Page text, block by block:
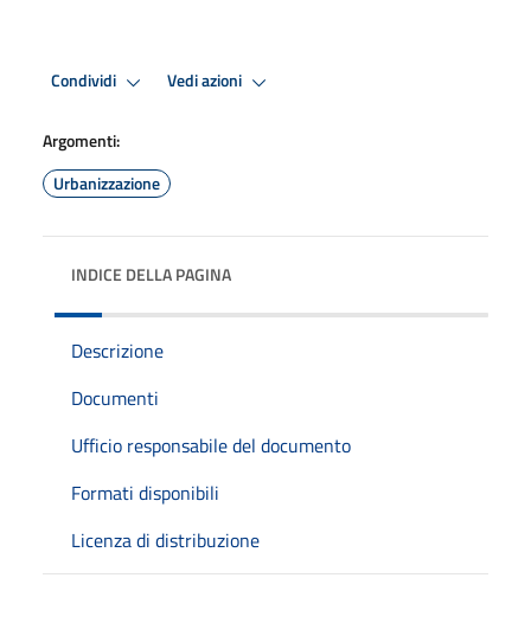
Condividi Vedi azioni
Argomenti:
Urbanizzazione
INDICE DELLA PAGINA
Descrizione
Documenti
Ufficio responsabile del documento
Formati disponibili
Licenza di distribuzione